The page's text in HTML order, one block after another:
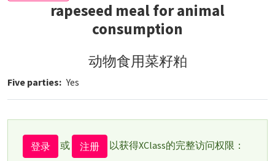
rapeseed meal for animal
consumption
动物食用菜籽粕
Five parties Yes
登录 或 注册 以获得XClass的完整访问权限：